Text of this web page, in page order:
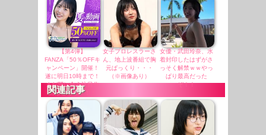
【第4弾】
FANZA「50％OFFキ
ャンペーン」開催！
遂に明日10時まで！
まだ間に合う注目作
品はこちら！！！
女子プロレスラーさ
ん、地上波番組で胸
元ぱっくり・・・
（※画像あり）
女優・武田玲奈、水
着封印したはずがさ
っそく解禁ｗｗやっ
ぱり最高だった
ぞ！！
関連記事